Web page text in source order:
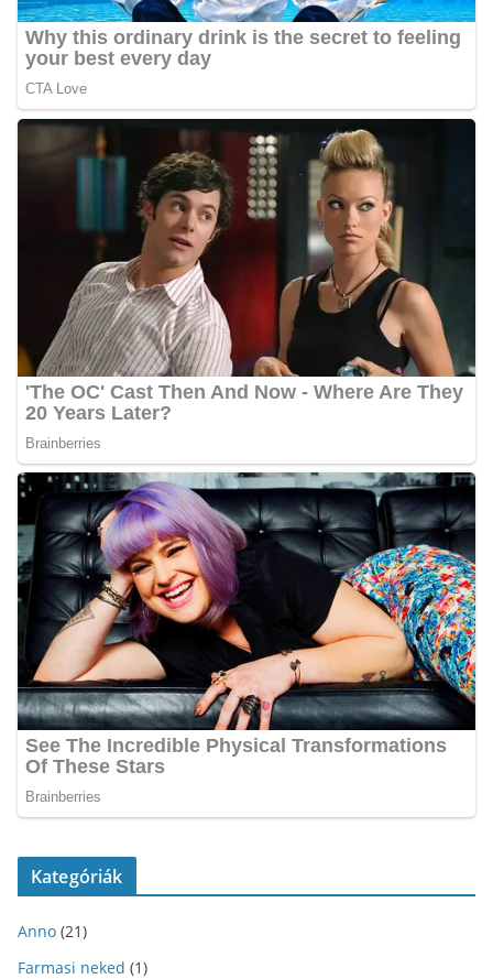
Kategóriák
Anno (21)
Farmasi neked (1)